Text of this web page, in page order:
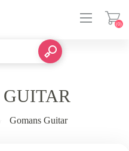
(0)
Gomans Guitar